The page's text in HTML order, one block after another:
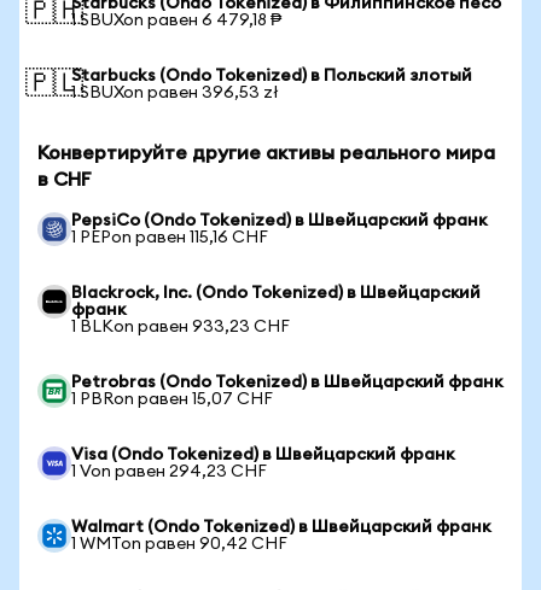
🇵🇭Starbucks (Ondo Tokenized) в Филиппинское песо
1 SBUXon равен 6 479,18 ₱
🇵🇱Starbucks (Ondo Tokenized) в Польский злотый
1 SBUXon равен 396,53 zł
Конвертируйте другие активы реального мира
в CHF
PepsiCo (Ondo Tokenized) в Швейцарский франк
1 PEPon равен 115,16 CHF
Blackrock, Inc. (Ondo Tokenized) в Швейцарский
франк
1 BLKon равен 933,23 CHF
Petrobras (Ondo Tokenized) в Швейцарский франк
1 PBRon равен 15,07 CHF
Visa (Ondo Tokenized) в Швейцарский франк
1 Von равен 294,23 CHF
Walmart (Ondo Tokenized) в Швейцарский франк
1 WMTon равен 90,42 CHF